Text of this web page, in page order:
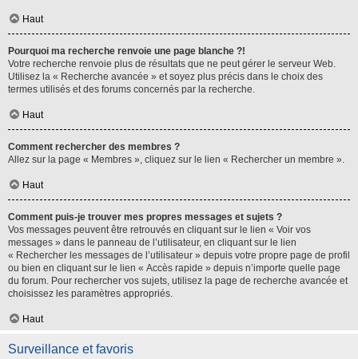
Haut
Pourquoi ma recherche renvoie une page blanche ?!
Votre recherche renvoie plus de résultats que ne peut gérer le serveur Web.
Utilisez la « Recherche avancée » et soyez plus précis dans le choix des
termes utilisés et des forums concernés par la recherche.
Haut
Comment rechercher des membres ?
Allez sur la page « Membres », cliquez sur le lien « Rechercher un membre ».
Haut
Comment puis-je trouver mes propres messages et sujets ?
Vos messages peuvent être retrouvés en cliquant sur le lien « Voir vos
messages » dans le panneau de l’utilisateur, en cliquant sur le lien
« Rechercher les messages de l’utilisateur » depuis votre propre page de profil
ou bien en cliquant sur le lien « Accès rapide » depuis n’importe quelle page
du forum. Pour rechercher vos sujets, utilisez la page de recherche avancée et
choisissez les paramètres appropriés.
Haut
Surveillance et favoris